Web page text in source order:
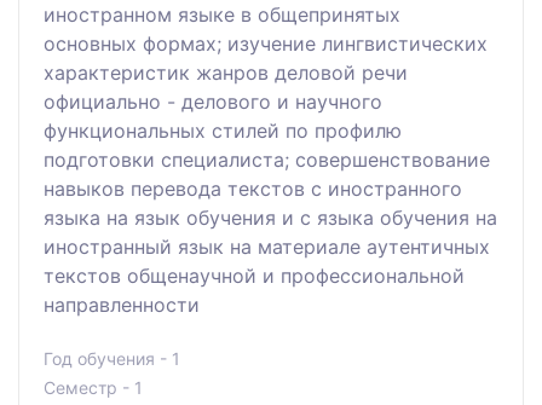
иностранном языке в общепринятых
основных формах; изучение лингвистических
характеристик жанров деловой речи
официально - делового и научного
функциональных стилей по профилю
подготовки специалиста; совершенствование
навыков перевода текстов с иностранного
языка на язык обучения и с языка обучения на
иностранный язык на материале аутентичных
текстов общенаучной и профессиональной
направленности
Год обучения - 1
Семестр - 1